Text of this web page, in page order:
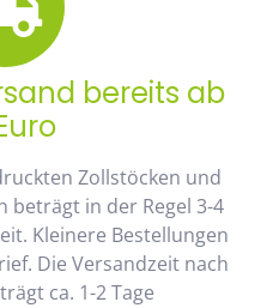
bereits ab
Zollstöcken und
in der Regel 3-4
Kleinere Bestellungen
Die Versandzeit nach
ca. 1-2 Tage